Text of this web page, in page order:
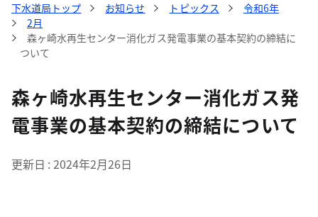
下水道局トップ お知らせ トピックス
令和6年
2月
森ヶ崎水再生センター消化ガス発電事業の基本契約の締結に
ついて
森ヶ崎水再生センター消化ガス発
電事業の基本契約の締結について
更新日 2024年2月26日